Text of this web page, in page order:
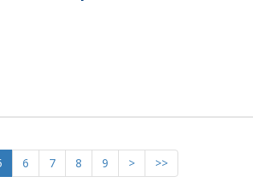
6 7 8 9 > >>